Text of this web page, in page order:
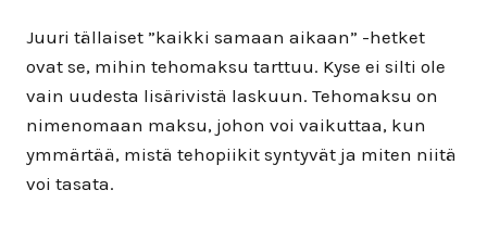
Juuri tällaiset ”kaikki samaan aikaan” -hetket
ovat se, mihin tehomaksu tarttuu. Kyse ei silti ole
vain uudesta lisärivistä laskuun. Tehomaksu on
nimenomaan maksu, johon voi vaikuttaa, kun
ymmärtää, mistä tehopiikit syntyvät ja miten niitä
voi tasata.